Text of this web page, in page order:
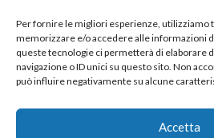
Per fornire le migliori esperienze, utilizziamo
memorizzare e/o accedere alle informazioni
queste tecnologie ci permetterà di elaborare
navigazione o ID unici su questo sito. Non
può influire negativamente su alcune
Accetta